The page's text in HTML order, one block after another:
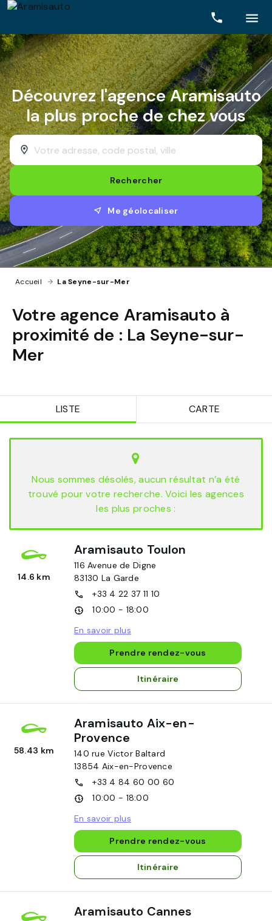
Accueil › La Seyne-sur-Mer
Rechercher
Votre agence Aramisauto à
proximité de : La Seyne-sur-
Mer
LISTE CARTE
Nous sommes désolés, aucun résultat n’a été
trouvé pour votre recherche. Voici les agences
les plus proches :
14.6 km
Aramisauto Toulon
116 Avenue de Digne
83130 La Garde
+33 4 22 37 11 10
10:00 - 18:00
En savoir plus
Prendre rendez-vous
Itinéraire
58.43 km
Aramisauto Aix-en-
Provence
140 rue Victor Baltard
13854 Aix-en-Provence
+33 4 84 60 00 60
10:00 - 18:00
En savoir plus
Prendre rendez-vous
Itinéraire
Aramisauto Cannes